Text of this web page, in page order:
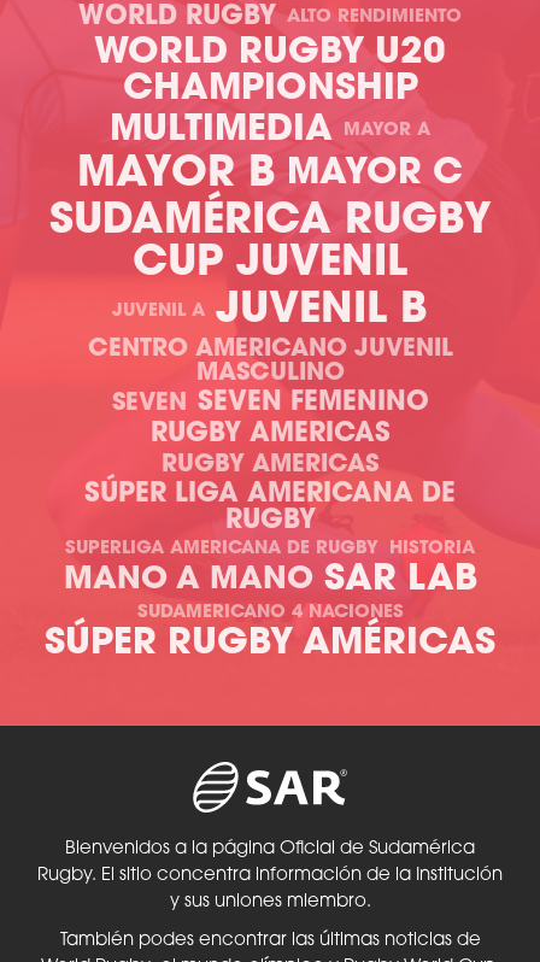
WORLD RUGBY ALTO RENDIMIENTO
WORLD RUGBY U20
CHAMPIONSHIP
MULTIMEDIA
MAYOR A
MAYOR B MAYOR C
SUDAMÉRICA RUGBY
CUP JUVENIL
JUVENIL A JUVENIL B
CENTRO AMERICANO JUVENIL
MASCULINO
SEVEN
SEVEN FEMENINO
RUGBY AMERICAS
RUGBY AMERICAS
SÚPER LIGA AMERICANA DE
RUGBY
SUPERLIGA AMERICANA DE RUGBY HISTORIA
MANO A MANO SAR LAB
SUDAMERICANO 4 NACIONES
SÚPER RUGBY AMÉRICAS
Bienvenidos a la página Oficial de Sudamérica
Rugby. El sitio concentra información de la Institución
y sus uniones miembro.
También podes encontrar las últimas noticias de